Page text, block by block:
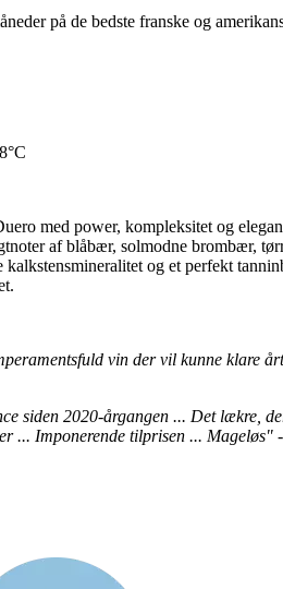
på de bedste franske og
med power, kompleksitet og
af blåbær, solmodne brombær,
og et perfekt
vin der vil kunne klare
siden 2020-årgangen ... Det lækre,
... Imponerende tilprisen ... Mageløs" -